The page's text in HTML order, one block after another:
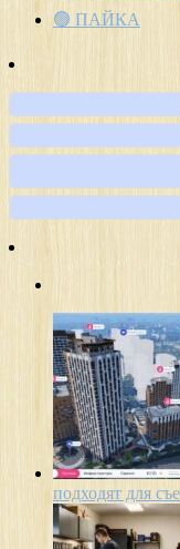
🟢 ПАЙКА
подходят для